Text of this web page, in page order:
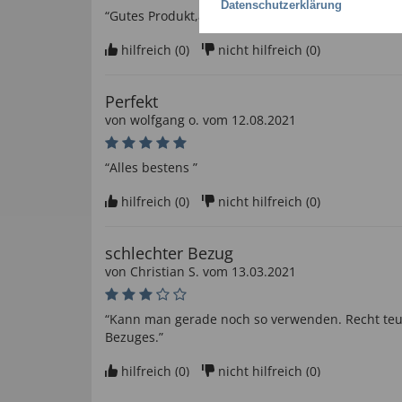
“Gutes Produkt,aber zu langer Versand!”
hilfreich (0) nicht hilfreich (0)
Perfekt
von wolfgang o. vom 12.08.2021
“Alles bestens ”
hilfreich (0) nicht hilfreich (0)
schlechter Bezug
von Christian S. vom 13.03.2021
“Kann man gerade noch so verwenden. Recht
Bezuges.”
hilfreich (0) nicht hilfreich (0)
Datenschutzerklärung